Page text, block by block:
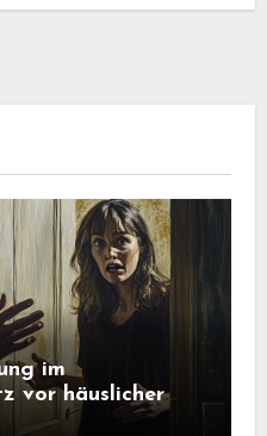
im
vor häuslicher